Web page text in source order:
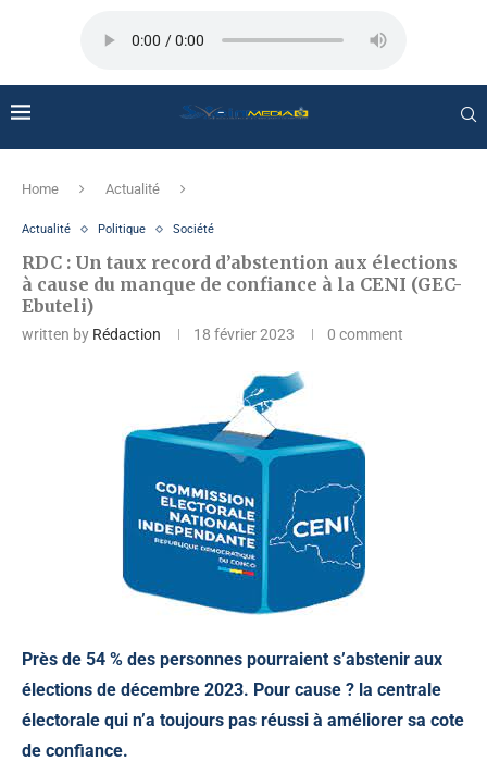
Home Actualité
Actualité Politique Société
RDC : Un taux record d’abstention aux élections
à cause du manque de confiance à la CENI (GEC-
Ebuteli)
written by Rédaction 18 février 2023 0 comment
Près de 54 % des personnes pourraient s’abstenir aux
élections de décembre 2023. Pour cause ? la centrale
électorale qui n’a toujours pas réussi à améliorer sa cote
de confiance.